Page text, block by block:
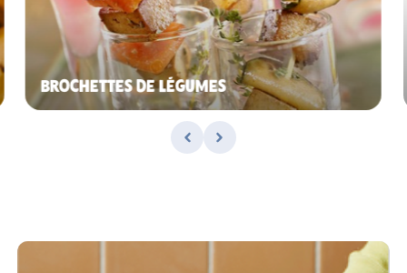
BROCHETTES DE LÉGUMES